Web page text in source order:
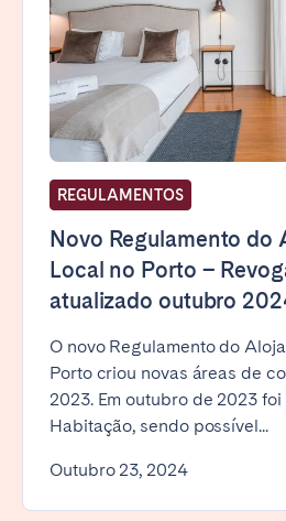
REGULAMENTOS
Novo Regulamento do
Local no Porto –
atualizado outubro
O novo Regulamento do
Porto criou novas áreas de
2023. Em outubro de 2023
Habitação, sendo possível...
Outubro 23, 2024